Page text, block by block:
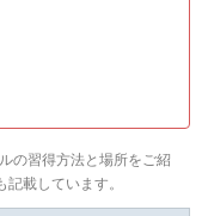
の習得方法と場所をご紹
載しています。